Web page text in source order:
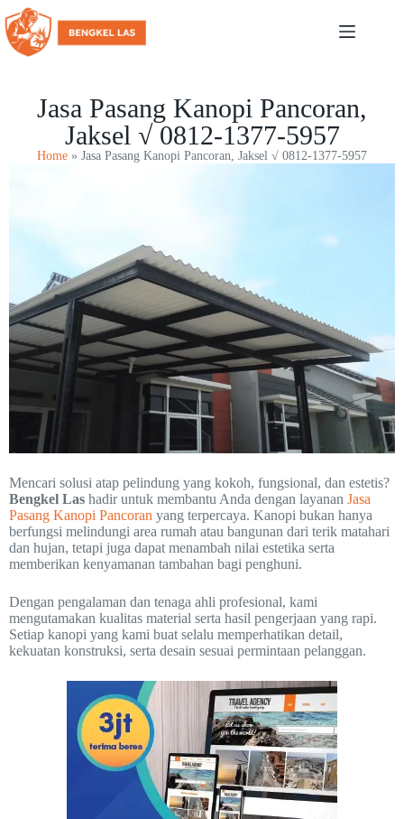
Jasa Pasang Kanopi Pancoran,
Jaksel √ 0812-1377-5957
Home » Jasa Pasang Kanopi Pancoran, Jaksel √ 0812-1377-5957
Mencari solusi atap pelindung yang kokoh, fungsional, dan estetis?
Bengkel Las hadir untuk membantu Anda dengan layanan Jasa
Pasang Kanopi Pancoran yang terpercaya. Kanopi bukan hanya
berfungsi melindungi area rumah atau bangunan dari terik matahari
dan hujan, tetapi juga dapat menambah nilai estetika serta
memberikan kenyamanan tambahan bagi penghuni.
Dengan pengalaman dan tenaga ahli profesional, kami
mengutamakan kualitas material serta hasil pengerjaan yang rapi.
Setiap kanopi yang kami buat selalu memperhatikan detail,
kekuatan konstruksi, serta desain sesuai permintaan pelanggan.